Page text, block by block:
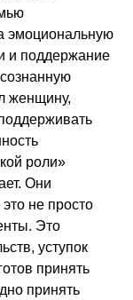
эмоциональную
и поддержание
женщину,
роли»
Они
не просто
Это
уступок
принять
принять